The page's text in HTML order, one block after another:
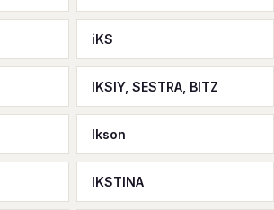
iKS
IKSIY, SESTRA, BITZ
Ikson
IKSTINA